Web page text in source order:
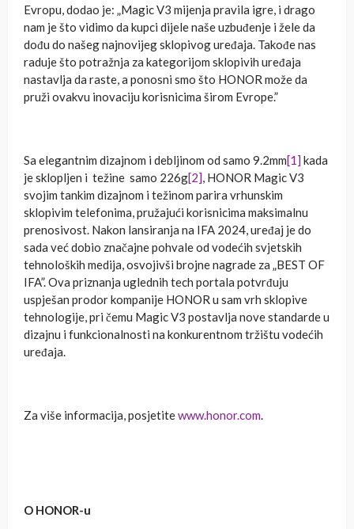
Evropu, dodao je: „Magic V3 mijenja pravila igre, i drago
nam je što vidimo da kupci dijele naše uzbuđenje i žele da
dođu do našeg najnovijeg sklopivog uređaja. Takođe nas
raduje što potražnja za kategorijom sklopivih uređaja
nastavlja da raste, a ponosni smo što HONOR može da
pruži ovakvu inovaciju korisnicima širom Evrope.”
Sa elegantnim dizajnom i debljinom od samo 9.2mm[1] kada
je sklopljen i težine samo 226g[2], HONOR Magic V3
svojim tankim dizajnom i težinom parira vrhunskim
sklopivim telefonima, pružajući korisnicima maksimalnu
prenosivost. Nakon lansiranja na IFA 2024, uređaj je do
sada već dobio značajne pohvale od vodećih svjetskih
tehnoloških medija, osvojivši brojne nagrade za „BEST OF
IFA”. Ova priznanja uglednih tech portala potvrđuju
uspješan prodor kompanije HONOR u sam vrh sklopive
tehnologije, pri čemu Magic V3 postavlja nove standarde u
dizajnu i funkcionalnosti na konkurentnom tržištu vodećih
uređaja.
Za više informacija, posjetitewww.honor.com.
O HONOR-u